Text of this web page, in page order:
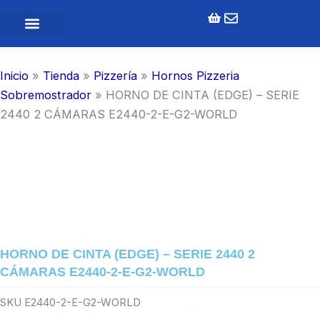
contenido
Inicio » Tienda » Pizzería » Hornos Pizzeria
Sobremostrador » HORNO DE CINTA (EDGE) – SERIE
2440 2 CÁMARAS E2440-2-E-G2-WORLD
HORNO DE CINTA (EDGE) – SERIE 2440 2
CÁMARAS E2440-2-E-G2-WORLD
SKU E2440-2-E-G2-WORLD